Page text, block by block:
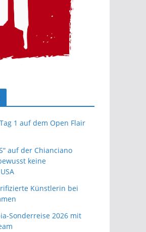
1 auf dem Open Flair
auf der Chianciano
keine
Künstlerin bei
Sonderreise 2026 mit